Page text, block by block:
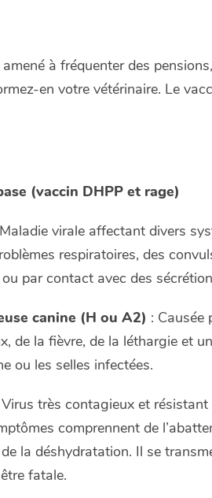
à fréquenter des
en votre vétérinaire. Le
(vaccin DHPP et rage)
virale affectant divers
respiratoires, des
par contact avec des
canine (H ou A2) : Causée
de la fièvre, de la léthargie et
ou les selles infectées.
Virus très contagieux et
comprennent de
la déshydratation. Il se
fatale.